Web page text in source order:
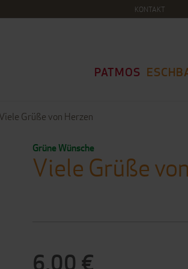
KONTAKT
PATMOS
Viele Grüße von Herzen
Grüne Wünsche
Viele Grüße
6,00 €